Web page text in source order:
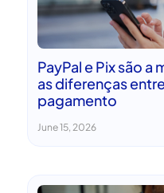
PayPal e Pix são a
as diferenças
pagamento
June 15, 2026